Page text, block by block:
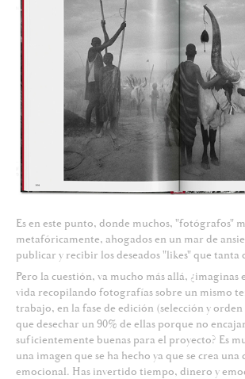
Es en este punto, donde muchos, "fotógrafos"
metafóricamente, ahogados en un mar de
publicar y recibir los deseados "likes" que tanta
Pero la cuestión, va mucho más allá, ¿imaginas
vida recopilando fotografías sobre un mismo
trabajo, en la fase de edición (selección y
que desechar un 90% de ellas porque no
suficientemente buenas para el proyecto? Es
una imagen que se ha hecho ya que se crea una
emocional. Has invertido tiempo, dinero y